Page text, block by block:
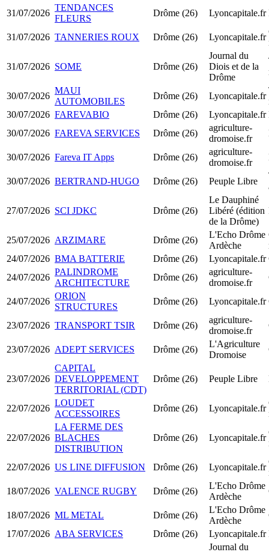
31/07/2026
TENDANCES
FLEURS
Drôme (26) Lyoncapitale.fr
31/07/2026 TANNERIES ROUX Drôme (26) Lyoncapitale.fr
31/07/2026 SOME Drôme (26)
Journal du
Diois et de la
Drôme
30/07/2026
MAUI
AUTOMOBILES
Drôme (26) Lyoncapitale.fr
30/07/2026 FAREVABIO Drôme (26) Lyoncapitale.fr
30/07/2026 FAREVA SERVICES Drôme (26)
agriculture-
dromoise.fr
30/07/2026 Fareva IT Apps Drôme (26)
agriculture-
dromoise.fr
30/07/2026 BERTRAND-HUGO Drôme (26) Peuple Libre
27/07/2026 SCI JDKC Drôme (26)
Le Dauphiné
Libéré (édition
de la Drôme)
25/07/2026 ARZIMARE Drôme (26)
L'Echo Drôme
Ardèche
24/07/2026 BMA BATTERIE Drôme (26) Lyoncapitale.fr
24/07/2026
PALINDROME
ARCHITECTURE
Drôme (26)
agriculture-
dromoise.fr
24/07/2026
ORION
STRUCTURES
Drôme (26) Lyoncapitale.fr
23/07/2026 TRANSPORT TSIR Drôme (26)
agriculture-
dromoise.fr
23/07/2026 ADEPT SERVICES Drôme (26)
L'Agriculture
Dromoise
23/07/2026
CAPITAL
DEVELOPPEMENT
TERRITORIAL (CDT)
Drôme (26) Peuple Libre
22/07/2026
LOUDET
ACCESSOIRES
Drôme (26) Lyoncapitale.fr
22/07/2026
LA FERME DES
BLACHES
DISTRIBUTION
Drôme (26) Lyoncapitale.fr
22/07/2026 US LINE DIFFUSION Drôme (26) Lyoncapitale.fr
18/07/2026 VALENCE RUGBY Drôme (26)
L'Echo Drôme
Ardèche
18/07/2026 ML METAL Drôme (26)
L'Echo Drôme
Ardèche
17/07/2026 ABA SERVICES Drôme (26) Lyoncapitale.fr
Journal du